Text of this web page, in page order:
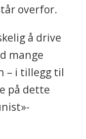
overfor.
å drive
mange
– i tillegg til
på dette